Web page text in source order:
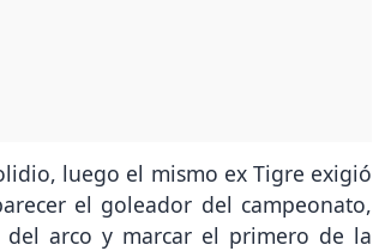
luego el mismo ex Tigre exigió
el goleador del campeonato,
arco y marcar el primero de la